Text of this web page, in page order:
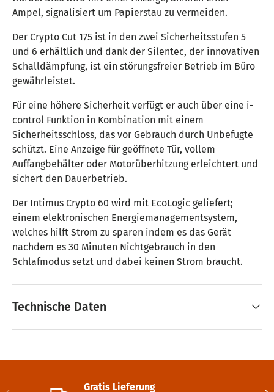
Ampel, signalisiert um Papierstau zu vermeiden.
Der Crypto Cut 175 ist in den zwei Sicherheitsstufen 5
und 6 erhältlich und dank der Silentec, der innovativen
Schalldämpfung, ist ein störungsfreier Betrieb im Büro
gewährleistet.
Für eine höhere Sicherheit verfügt er auch über eine i-
control Funktion in Kombination mit einem
Sicherheitsschloss, das vor Gebrauch durch Unbefugte
schützt. Eine Anzeige für geöffnete Tür, vollem
Auffangbehälter oder Motorüberhitzung erleichtert und
sichert den Dauerbetrieb.
Der Intimus Crypto 60 wird mit EcoLogic geliefert;
einem elektronischen Energiemanagementsystem,
welches hilft Strom zu sparen indem es das Gerät
nachdem es 30 Minuten Nichtgebrauch in den
Schlafmodus setzt und dabei keinen Strom braucht.
Technische Daten
Gratis Lieferung